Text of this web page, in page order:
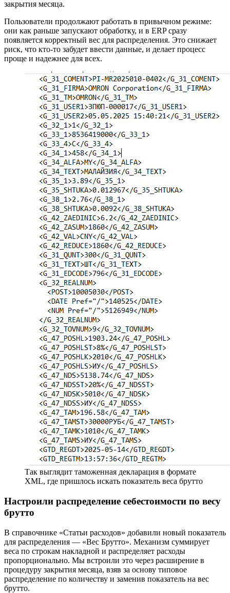
закрытия месяца.
Пользователи продолжают работать в привычном режиме:
они как раньше запускают обработку, и в ERP сразу
появляется корректный вес для распределения. Это снижает
риск, что кто-то забудет ввести данные, и делает процесс
проще и надежнее для всех.
Так выглядит таможенная декларация в формате
XML, где пришлось искать показатель веса брутто
Настроили распределение себестоимости по весу
брутто
В справочнике «Статьи расходов» добавили новый показатель
для распределения — «Вес Брутто». Механизм суммирует
веса по строкам накладной и распределяет расходы
пропорционально. Мы встроили это через расширение в
процедуру закрытия месяца, взяв за основу типовое
распределение по количеству и заменив показатель на вес
брутто.